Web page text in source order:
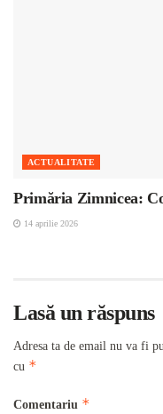
ACTUALITATE
Primăria Zimnicea:
14 aprilie 2026
Lasă un răspuns
Adresa ta de email nu va fi
cu *
Comentariu *